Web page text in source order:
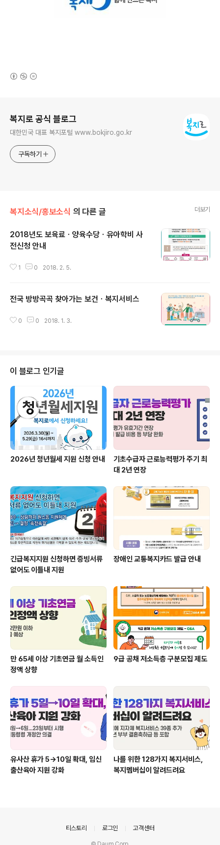
복지로 공식 블로그
대한민국 대표 복지포털 www.bokjiro.go.kr
구독하기
복지소식/홍보소식 의 다른 글 더보기
2018년도 보육료ㆍ양육수당ㆍ유아학비 사
전신청 안내
1 0 2018. 2. 5.
전국 방방곡곡 찾아가는 보건ㆍ복지서비스
0 0 2018. 1. 3.
이 블로그 인기글
2026년 청년월세 지원 신청 안내
기초수급자 근로능력평가 주기 최
대 2년 연장
긴급복지지원 신청하면 증빙서류
없어도 이틀내 지원
장애인 교통복지카드 발급 안내
만 65세 이상 기초연금 월 소득인
정액 상향
9급 공채 저소득층 구분모집 제도
유사산 휴가 5→10일 확대, 임신
출산육아 지원 강화
나를 위한 128가지 복지서비스,
복지멤버십이 알려드려요
티스토리 로그인 고객센터